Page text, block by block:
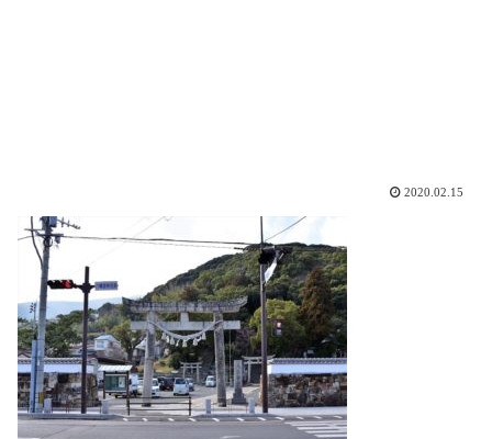
2020.02.15